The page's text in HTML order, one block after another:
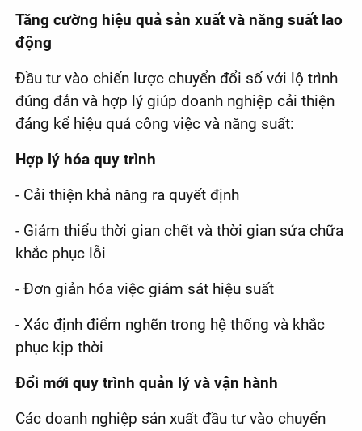
Tăng cường hiệu quả sản xuất và năng suất lao
động
Đầu tư vào chiến lược chuyển đổi số với lộ trình
đúng đắn và hợp lý giúp doanh nghiệp cải thiện
đáng kể hiệu quả công việc và năng suất:
Hợp lý hóa quy trình
- Cải thiện khả năng ra quyết định
- Giảm thiểu thời gian chết và thời gian sửa chữa
khắc phục lỗi
- Đơn giản hóa việc giám sát hiệu suất
- Xác định điểm nghẽn trong hệ thống và khắc
phục kịp thời
Đổi mới quy trình quản lý và vận hành
Các doanh nghiệp sản xuất đầu tư vào chuyển